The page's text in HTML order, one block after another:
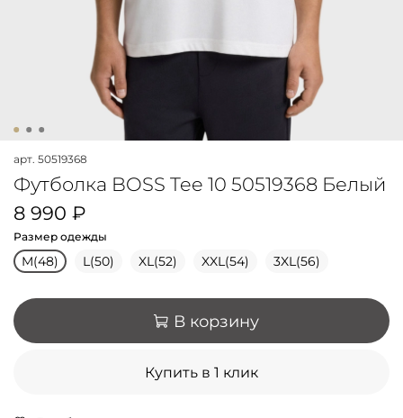
арт. 50519368
Футболка BOSS Tee 10 50519368 Белый
8 990 ₽
Размер одежды
M(48) L(50) XL(52) XXL(54) 3XL(56)
В корзину
Купить в 1 клик